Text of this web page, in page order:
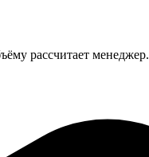
рассчитает менеджер.